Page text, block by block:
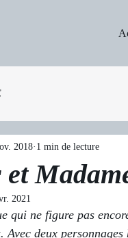
2018 1 min de lecture
2021
qui ne figure pas
. Avec deux